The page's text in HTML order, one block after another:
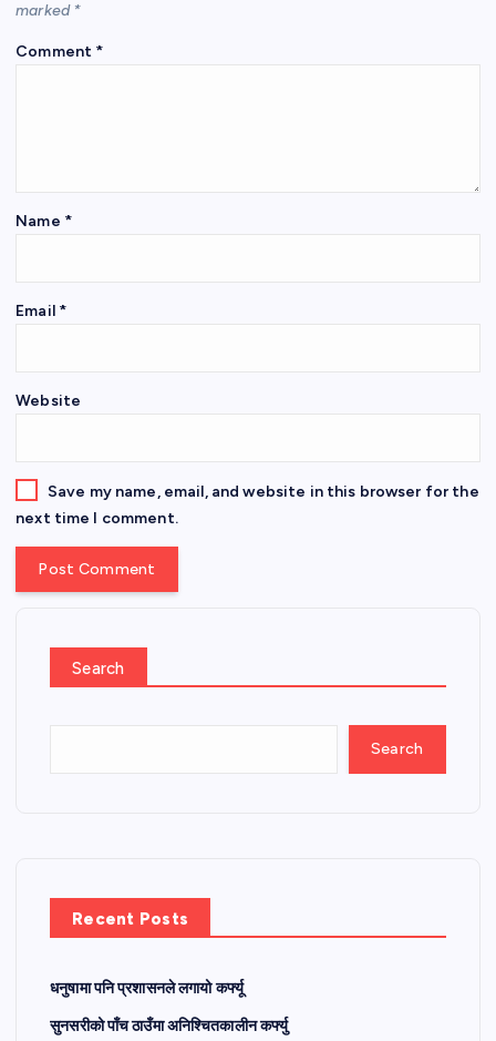
marked *
Comment *
Name *
Email *
Website
Save my name, email, and website in this browser for the
next time I comment.
Search
Search
Recent Posts
धनुषामा पनि प्रशासनले लगायो कर्फ्यू
सुनसरीको पाँच ठाउँमा अनिश्चितकालीन कर्फ्यु